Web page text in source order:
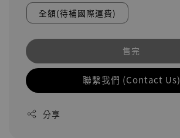
全額(待補國際運費)
售完
聯繫我們 (Contact Us)
分享